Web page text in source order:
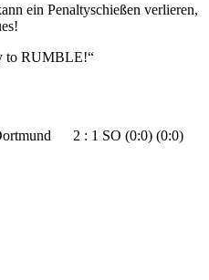
ein Penaltyschießen verlieren,
to RUMBLE!“
2 : 1 SO (0:0) (0:0)